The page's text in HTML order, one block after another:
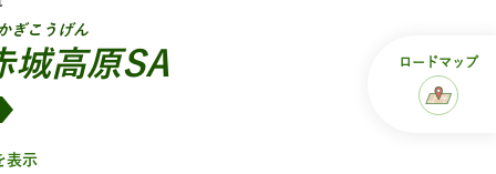
ぎこうげん
城高原SA
表示
ロードマップ